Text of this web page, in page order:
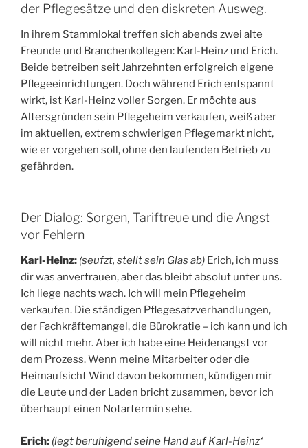
der Pflegesätze und den diskreten Ausweg.
In ihrem Stammlokal treffen sich abends zwei alte
Freunde und Branchenkollegen: Karl-Heinz und Erich.
Beide betreiben seit Jahrzehnten erfolgreich eigene
Pflegeeinrichtungen. Doch während Erich entspannt
wirkt, ist Karl-Heinz voller Sorgen. Er möchte aus
Altersgründen sein Pflegeheim verkaufen, weiß aber
im aktuellen, extrem schwierigen Pflegemarkt nicht,
wie er vorgehen soll, ohne den laufenden Betrieb zu
gefährden.
Der Dialog: Sorgen, Tariftreue und die Angst
vor Fehlern
Karl-Heinz: (seufzt, stellt sein Glas ab) Erich, ich muss
dir was anvertrauen, aber das bleibt absolut unter uns.
Ich liege nachts wach. Ich will mein Pflegeheim
verkaufen. Die ständigen Pflegesatzverhandlungen,
der Fachkräftemangel, die Bürokratie – ich kann und ich
will nicht mehr. Aber ich habe eine Heidenangst vor
dem Prozess. Wenn meine Mitarbeiter oder die
Heimaufsicht Wind davon bekommen, kündigen mir
die Leute und der Laden bricht zusammen, bevor ich
überhaupt einen Notartermin sehe.
Erich: (legt beruhigend seine Hand auf Karl-Heinz‘